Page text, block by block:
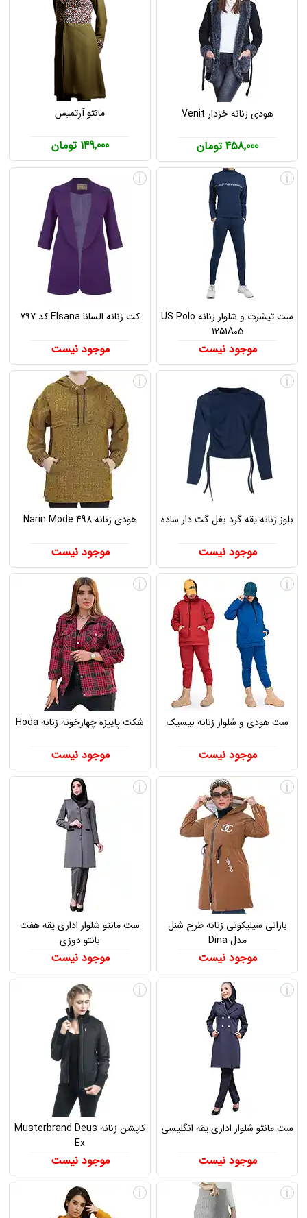
هودی زنانه خزدار Venit
458,000 تومان
مانتو آرتمیس
149,000 تومان
ست تیشرت و شلوار زنانه US Polo
1251A05
موجود نیست
i
کت زنانه السانا Elsana کد 797
موجود نیست
i
بلوز زنانه یقه گرد بغل گت دار ساده
موجود نیست
i
هودی زنانه Narin Mode 498
موجود نیست
i
ست هودی و شلوار زنانه بیسیک
موجود نیست
i
شکت پاییزه چهارخونه زنانه Hoda
موجود نیست
i
بارانی سیلیکونی زنانه طرح شنل
مدل Dina
موجود نیست
i
ست مانتو شلوار اداری یقه هفت
بانتو دوزی
موجود نیست
i
ست مانتو شلوار اداری یقه انگلیسی
موجود نیست
i
کاپشن زنانه Musterbrand Deus
Ex
موجود نیست
i
i
i